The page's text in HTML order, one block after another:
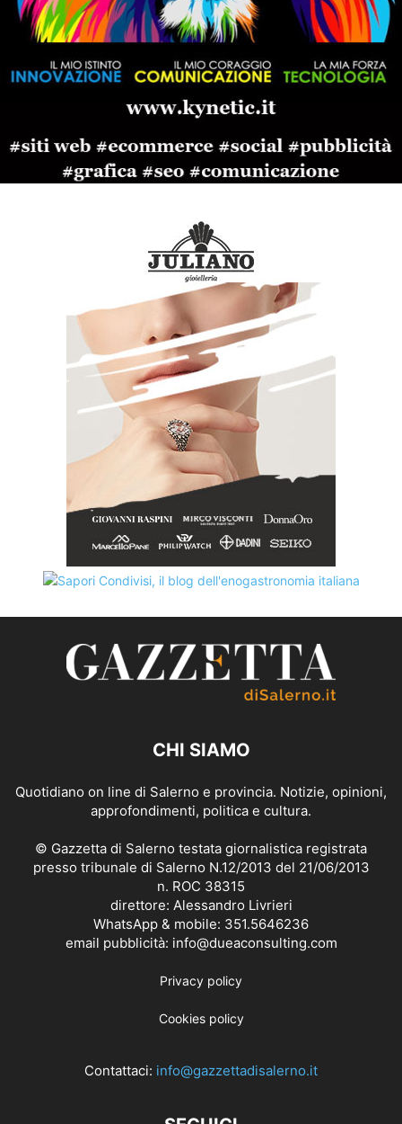
CHI SIAMO
Quotidiano on line di Salerno e provincia. Notizie, opinioni,
approfondimenti, politica e cultura.
© Gazzetta di Salerno testata giornalistica registrata
presso tribunale di Salerno N.12/2013 del 21/06/2013
n. ROC 38315
direttore: Alessandro Livrieri
WhatsApp & mobile: 351.5646236
email pubblicità: info@dueaconsulting.com
Privacy policy
Cookies policy
Contattaci: info@gazzettadisalerno.it